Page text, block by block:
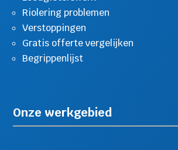
Riolering problemen
Verstoppingen
Gratis offerte vergelijken
Begrippenlijst
Onze werkgebied